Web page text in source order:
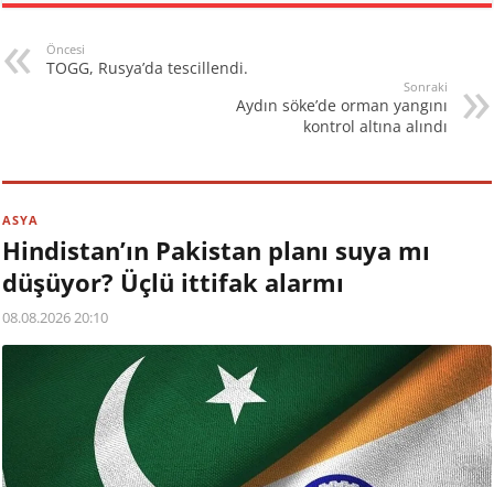
Öncesi
TOGG, Rusya’da tescillendi.
Sonraki
Aydın söke’de orman yangını
kontrol altına alındı
ASYA
Hindistan’ın Pakistan planı suya mı
düşüyor? Üçlü ittifak alarmı
08.08.2026 20:10